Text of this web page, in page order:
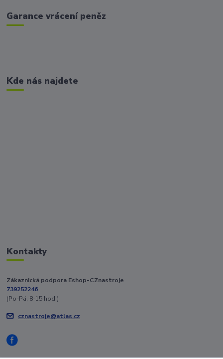
Garance vrácení peněz
Kde nás najdete
Kontakty
Zákaznická podpora Eshop-CZnastroje
739252246
(Po-Pá, 8-15 hod.)
cznastroje@atlas.cz